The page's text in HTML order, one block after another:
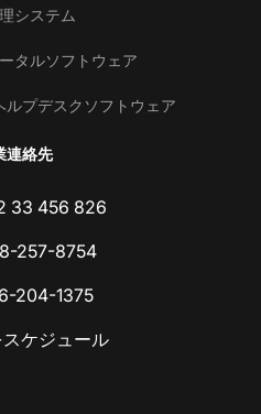
システム
タルソフトウェア
ルプデスクソフトウェア
連絡先
33 456 826
257-8754
204-1375
ケジュール